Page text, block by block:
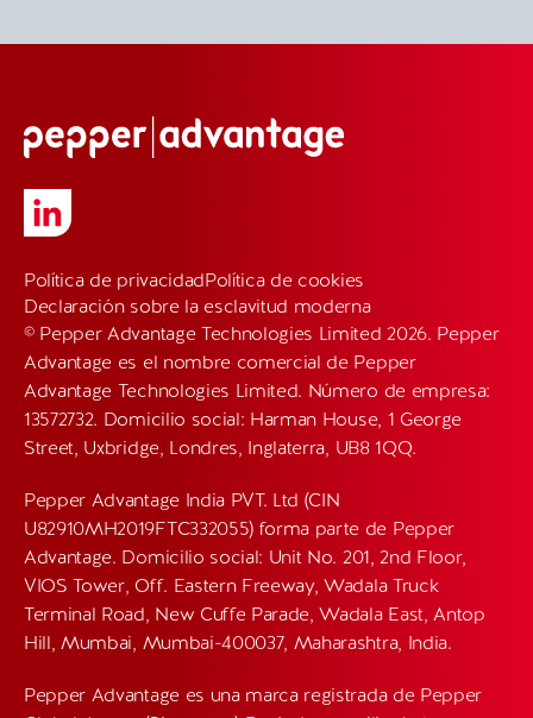
Política de privacidadPolítica de cookies
Declaración sobre la esclavitud moderna
© Pepper Advantage Technologies Limited 2026. Pepper
Advantage es el nombre comercial de Pepper
Advantage Technologies Limited. Número de empresa:
13572732. Domicilio social: Harman House, 1 George
Street, Uxbridge, Londres, Inglaterra, UB8 1QQ.
Pepper Advantage India PVT. Ltd (CIN
U82910MH2019FTC332055) forma parte de Pepper
Advantage. Domicilio social: Unit No. 201, 2nd Floor,
VIOS Tower, Off. Eastern Freeway, Wadala Truck
Terminal Road, New Cuffe Parade, Wadala East, Antop
Hill, Mumbai, Mumbai-400037, Maharashtra, India.
Pepper Advantage es una marca registrada de Pepper